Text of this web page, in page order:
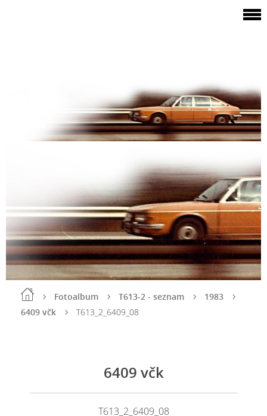
Fotoalbum T613-2 - seznam
1983
6409 včk
T613_2_6409_08
6409 včk
T613_2_6409_08